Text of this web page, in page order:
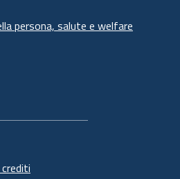
persona, salute e welfare